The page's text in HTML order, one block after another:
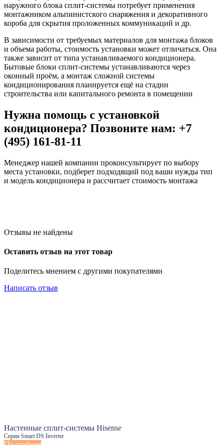
наружного блока сплит-системы потребует применения
монтажником альпинистского снаряжения и декоративного
короба для скрытия проложенных коммуникаций и др.
В зависимости от требуемых материалов для монтажа блоков
и объема работы, стоимость установки может отличаться. Она
также зависит от типа устанавливаемого кондиционера.
Бытовые блоки сплит-системы устанавливаются через
оконный проём, а монтаж сложной системы
кондиционирования планируется ещё на стадии
строительства или капитального ремонта в помещении
Нужна помощь с установкой
кондиционера? Позвоните нам: +7
(495) 161-81-11
Менеджер нашей компании проконсультирует по выбору
места установки, подберет подходящий под ваши нужды тип
и модель кондиционера и рассчитает стоимость монтажа
Отзывы не найдены
Оставить отзыв на этот товар
Поделитесь мнением с другими покупателями
Написать отзыв
Настенные сплит-системы Hisense
Серии Smart DS Inverter